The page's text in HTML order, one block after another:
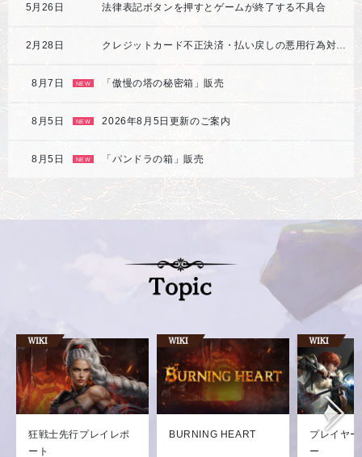
5月26日 法律表記ボタンを押すとゲームが終了する不具合
2月28日
8月7日 NEW 「傲慢の塔の秘密箱」販売
8月5日 NEW 2026年8月5日更新のご案内
8月5日 NEW 「パンドラの箱」販売
狂戦士先行プレイレポ
ート
BURNING HEART
プレイヤ
ー